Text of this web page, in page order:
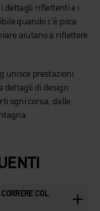
i dettagli riflettenti e i
quando c'è poca
aiutano a riflettere
unisce prestazioni
dettagli di design
ogni corsa, dalle
COL